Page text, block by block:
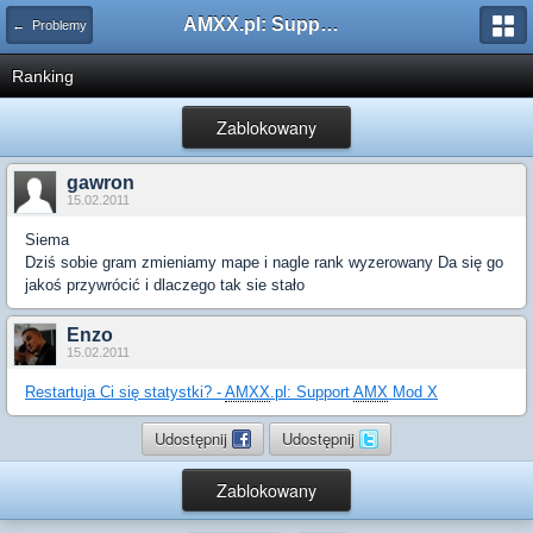
← Problemy AMXX.pl: Support AMX Mod X i SourceMod
Ranking
Zablokowany
gawron
15.02.2011
Siema
Dziś sobie gram zmieniamy mape i nagle rank wyzerowany Da się go
jakoś przywrócić i dlaczego tak sie stało
Enzo
15.02.2011
Restartuja Ci się statystki? - AMXX.pl: Support AMX Mod X
Udostępnij Udostępnij
Zablokowany